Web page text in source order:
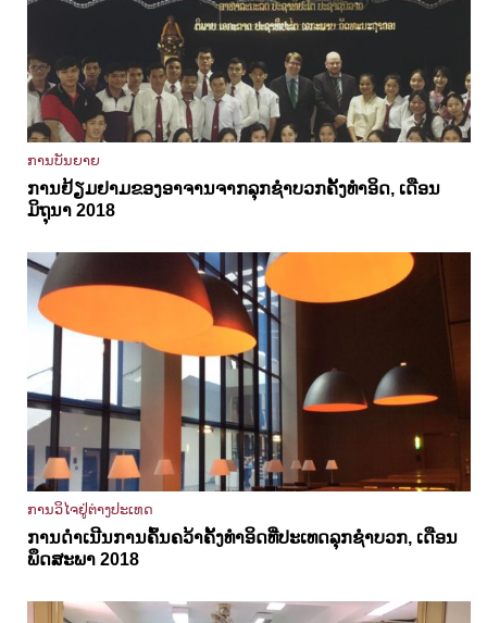
ການບັນຍາຍ
ການຢ້ຽມຢາມຂອງອາຈານຈາກລຸກຊຳບວກຄັ້ງທຳອິດ, ເດືອນ
ມິຖຸນາ 2018
ການວິໄຈຢູ່ຕ່າງປະເທດ
ການດຳເນີນການຄົ້ນຄວ້າຄັ້ງທຳອິດທີ່ປະເທດລຸກຊຳບວກ, ເດືອນ
ພຶດສະພາ 2018